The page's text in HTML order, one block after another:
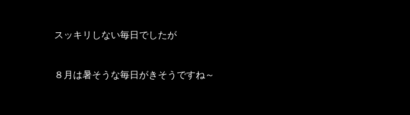
スッキリしない毎日でしたが
８月は暑そうな毎日がきそうですね～